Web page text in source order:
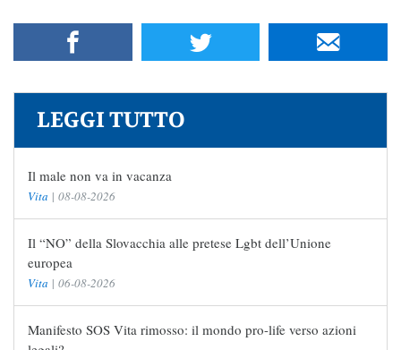
LEGGI TUTTO
Il male non va in vacanza
Vita | 08-08-2026
Il “NO” della Slovacchia alle pretese Lgbt dell’Unione
europea
Vita | 06-08-2026
Manifesto SOS Vita rimosso: il mondo pro-life verso azioni